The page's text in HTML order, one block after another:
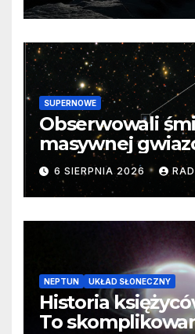
SUPERNOWE
Obserwowali
masywnej
samego
cenne dane
6 SIERPNIA 2026
NEPTUN UKŁAD SŁONECZNY
Historia
To